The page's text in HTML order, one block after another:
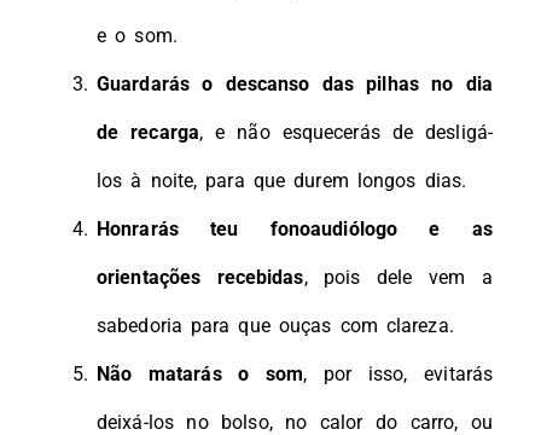
e o som.
Guardarás o descanso das pilhas no dia
de recarga, e não esquecerás de desligá-
los à noite, para que durem longos dias.
Honrarás teu fonoaudiólogo e as
orientações recebidas, pois dele vem a
sabedoria para que ouças com clareza.
Não matarás o som, por isso, evitarás
deixá-los no bolso, no calor do carro, ou